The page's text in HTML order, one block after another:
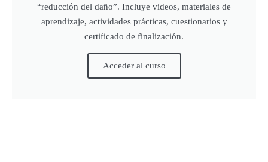
“reducción del daño”. Incluye videos, materiales de
aprendizaje, actividades prácticas, cuestionarios y
certificado de finalización.
Acceder al curso